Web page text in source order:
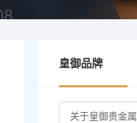
皇御品牌
关于皇御贵金属